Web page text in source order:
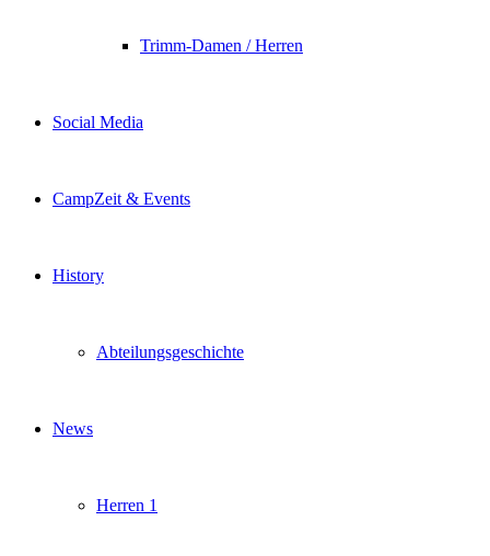
Trimm-Damen / Herren
Social Media
CampZeit & Events
History
Abteilungsgeschichte
News
Herren 1